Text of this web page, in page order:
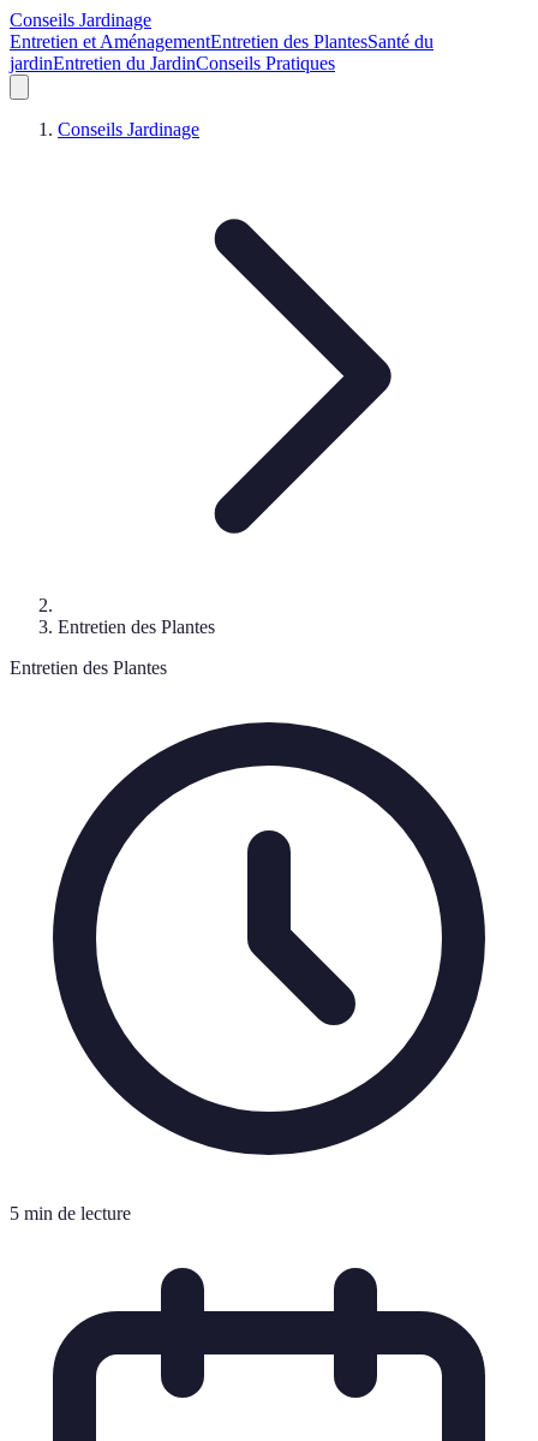
Conseils Jardinage
Entretien et AménagementEntretien des PlantesSanté du
jardinEntretien du JardinConseils Pratiques
Conseils Jardinage
Entretien des Plantes
Entretien des Plantes
5 min de lecture